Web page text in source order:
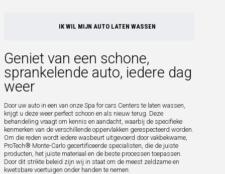
IK WIL MIJN AUTO LATEN WASSEN
Geniet van een schone,
sprankelende auto, iedere dag
weer
Door uw auto in een van onze Spa for cars Centers te laten wassen,
krijgt u deze weer perfect schoon en als nieuw terug. Deze
behandeling vraagt om kennis en aandacht, waarbij de specifieke
kenmerken van de verschillende oppervlakken gerespecteerd worden.
Om die reden wordt iedere wasbeurt uitgevoerd door vakbekwame,
ProTech® Monte-Carlo gecertificeerde specialisten, die de juiste
producten, het juiste materiaal en de beste processen toepassen.
Door dit strikte beleid zijn wij in staat om de meest zeldzame en
kwetsbare voertuigen onder handen te nemen.